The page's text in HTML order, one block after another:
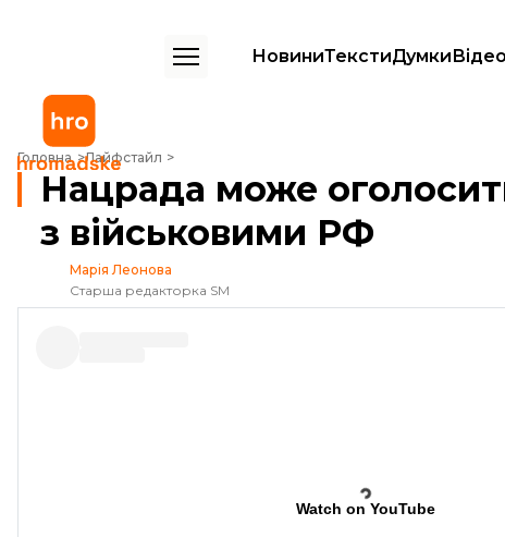
НовиниТекстиДумкиВідео
Головна Лайфстайл
Нацрада може оголосити «СТБ» попередження через ефір з
Нацрада може
з військовими РФ
Марія Леонова
Старша редакторка SM
Watch on YouTube